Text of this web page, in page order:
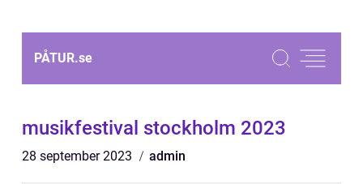
PÅTUR.se
musikfestival stockholm 2023
28 september 2023 admin